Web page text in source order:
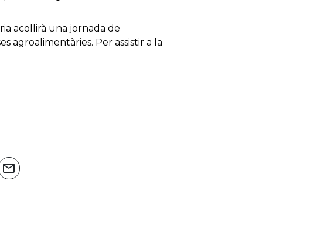
acollirà una jornada de
agroalimentàries. Per assistir a la